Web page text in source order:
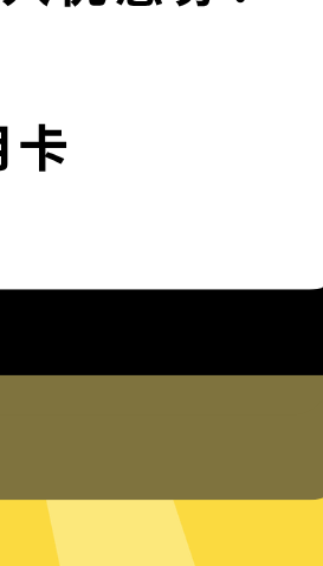
无论您身在何处，都能畅快
外出旅行还是在家中舒适